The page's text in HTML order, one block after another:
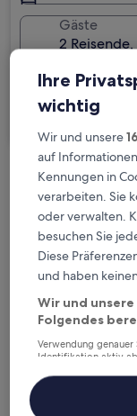
Gäste
2
Ich reise
Verdiene
Mehr
Überprüfe die
Ihre
wichtig
Wir und unsere16
auf
Kennungen in
verarbeiten. Sie
oder verwalten.
besuchen Sie
Diese
und haben
Wir und
Folgendes
Verwendung
Identifikation aktiv
Inhalte, Messung